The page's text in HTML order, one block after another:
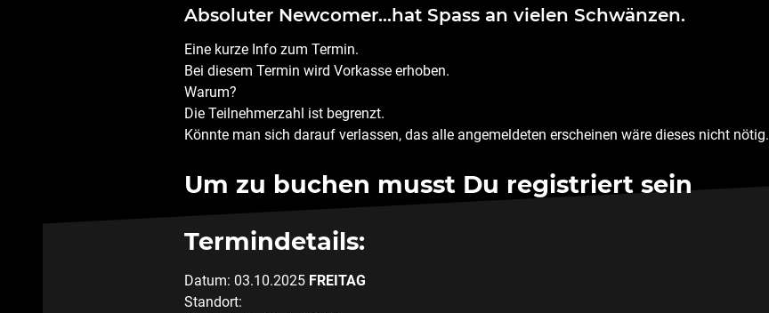
Absoluter Newcomer…hat Spass an vielen Schwänzen.
Eine kurze Info zum Termin.
Bei diesem Termin wird Vorkasse erhoben.
Warum?
Die Teilnehmerzahl ist begrenzt.
Könnte man sich darauf verlassen, das alle angemeldeten erscheinen wäre dieses nicht nötig.
Um zu buchen musst Du registriert sein
Termindetails:
Datum: 03.10.2025 FREITAG
Standort: